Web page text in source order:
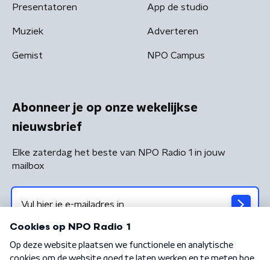
Presentatoren
Muziek
Gemist
App de studio
Adverteren
NPO Campus
Abonneer je op onze wekelijkse
nieuwsbrief
Elke zaterdag het beste van NPO Radio 1 in jouw
mailbox